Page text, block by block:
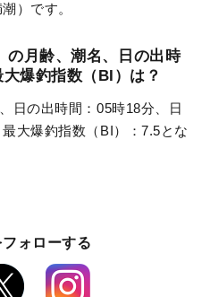
）です。
の月齢、潮名、日の出時
爆釣指数（BI）は？
日の出時間：05時18分、日
大爆釣指数（BI）：7.5とな
ォローする